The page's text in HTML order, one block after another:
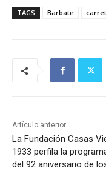
TAGS Barbate
Artículo anterior
La Fundación Casas
1933 perfila la
del 92 aniversario de